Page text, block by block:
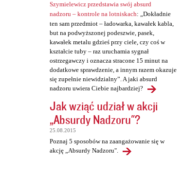
Szymielewicz przedstawia swój absurd
nadzoru – kontrole na lotniskach: „Dokładnie
ten sam przedmiot – ładowarka, kawałek kabla,
but na podwyższonej podeszwie, pasek,
kawałek metalu gdzieś przy ciele, czy coś w
kształcie tuby – raz uruchamia sygnał
ostrzegawczy i oznacza stracone 15 minut na
dodatkowe sprawdzenie, a innym razem okazuje
się zupełnie niewidzialny”. A jaki absurd
nadzoru uwiera Ciebie najbardziej?
Jak wziąć udział w akcji
„Absurdy Nadzoru"?
25.08.2015
Poznaj 5 sposobów na zaangażowanie się w
akcję „Absurdy Nadzoru".